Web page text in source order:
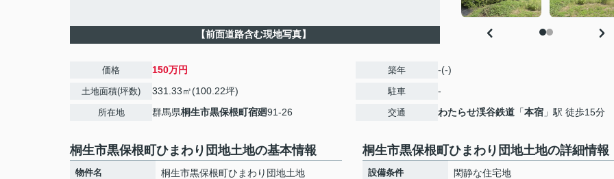
【前面道路含む現地写真】
価格 150万円
土地面積(坪数) 331.33㎡(100.22坪)
所在地 群馬県桐生市黒保根町宿廻91-26
築年 -(-)
駐車 -
交通 わたらせ渓谷鉄道 「本宿 」駅 徒歩15分
桐生市黒保根町ひまわり団地土地の基本情報
物件名 桐生市黒保根町ひまわり団地土地
桐生市黒保根町ひまわり団地土地の詳細情報
設備条件 閑静な住宅地